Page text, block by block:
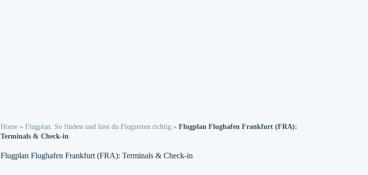
Home » Flugplan: So findest und liest du Flugzeiten richtig » Flugplan Flughafen Frankfurt (FRA):
Terminals & Check-in
Flugplan Flughafen Frankfurt (FRA): Terminals & Check-in